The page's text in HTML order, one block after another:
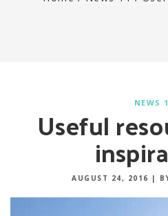
NEWS
Useful
AUGUST 24, 2016 |